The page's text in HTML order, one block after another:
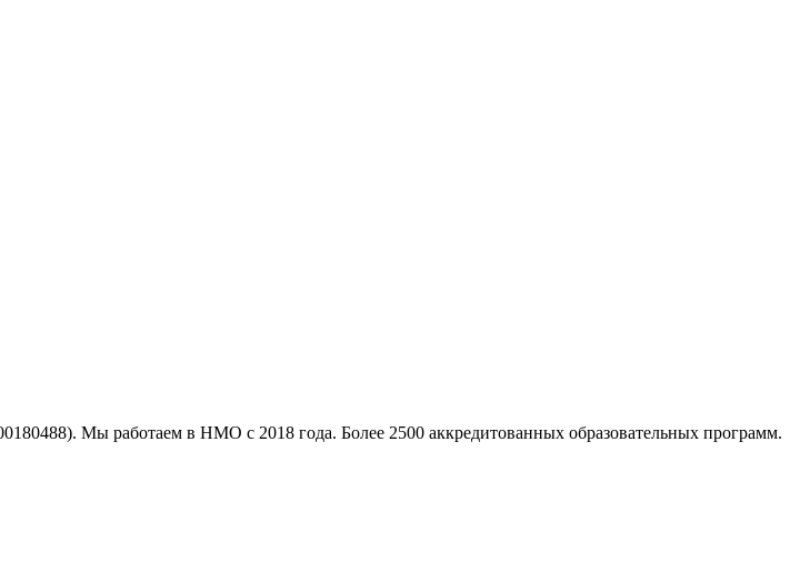
Мы работаем в НМО с 2018 года. Более 2500 аккредитованных образовательных программ.